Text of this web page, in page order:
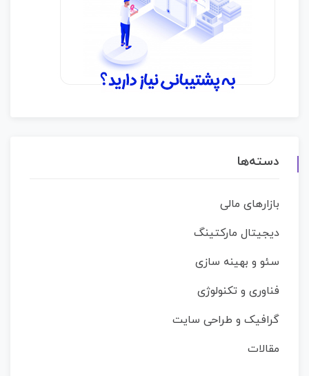
دسته‌ها
بازارهای مالی
دیجیتال مارکتینگ
سئو و بهینه سازی
فناوری و تکنولوژی
گرافیک و طراحی سایت
مقالات